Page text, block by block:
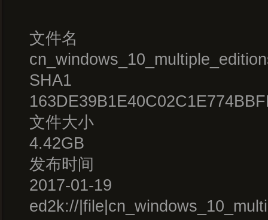
文件名
SHA1
文件大小
4.42GB
发布时间
2017-01-19
ed2k://